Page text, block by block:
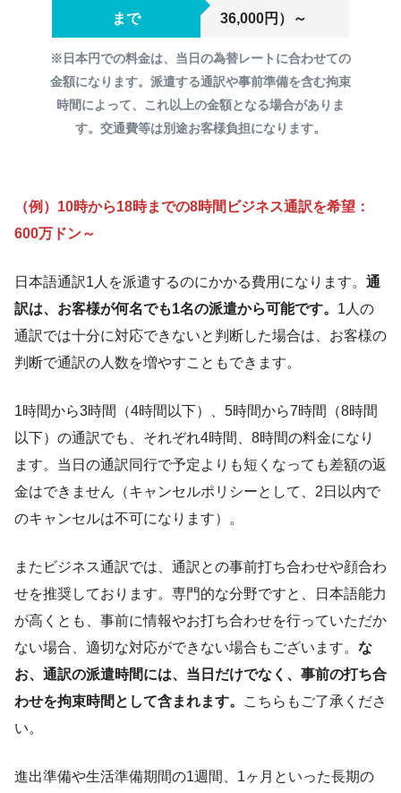
まで
36,000円）～
※日本円での料金は、当日の為替レートに合わせての
金額になります。派遣する通訳や事前準備を含む拘束
時間によって、これ以上の金額となる場合がありま
す。交通費等は別途お客様負担になります。
（例）10時から18時までの8時間ビジネス通訳を希望：
600万ドン～
日本語通訳1人を派遣するのにかかる費用になります。 通
訳は、お客様が何名でも1名の派遣から可能です。 1人の
通訳では十分に対応できないと判断した場合は、お客様の
判断で通訳の人数を増やすこともできます。
1時間から3時間（4時間以下）、5時間から7時間（8時間
以下）の通訳でも、それぞれ4時間、8時間の料金になり
ます。当日の通訳同行で予定よりも短くなっても差額の返
金はできません（キャンセルポリシーとして、2日以内で
のキャンセルは不可になります）。
またビジネス通訳では、通訳との事前打ち合わせや顔合わ
せを推奨しております。専門的な分野ですと、日本語能力
が高くとも、事前に情報やお打ち合わせを行っていただか
ない場合、適切な対応ができない場合もございます。 な
お、通訳の派遣時間には、当日だけでなく、事前の打ち合
わせを拘束時間として含まれます。
こちらもご了承くださ
い。
進出準備や生活準備期間の1週間、1ヶ月といった長期の